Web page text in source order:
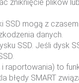
zniknięcie plików
SSD mogą z
danych.
SSD. Jeśli dysk
raportowania) to
błędy SMART